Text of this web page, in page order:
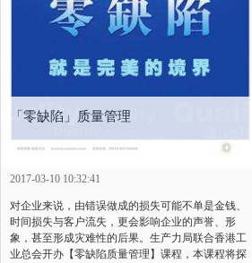
「零缺陷」质量管理
2017-03-10 10:32:41
对企业来说，由错误做成的损失可能不单是金钱、
时间损失与客户流失，更会影响企业的声誉、形
象，甚至形成灾难性的后果。生产力局联合香港工
业总会开办【零缺陷质量管理】课程，本课程将探